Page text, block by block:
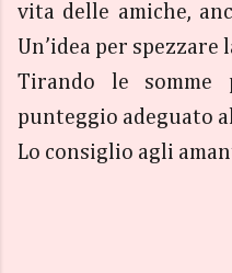
vita delle amiche,
Un’idea per spezzare
Tirando le
punteggio adeguato
Lo consiglio agli